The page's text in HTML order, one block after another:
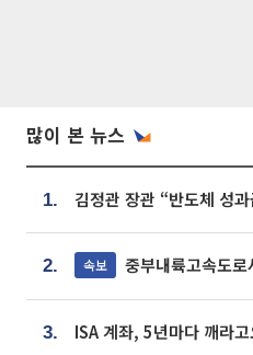
많이 본 뉴스
1.
2. 속보 중부내륙고속도
3. ISA 계좌, 5년마다 깨라